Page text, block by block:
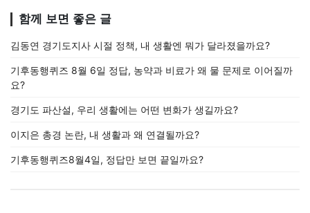
함께 보면 좋은 글
김동연 경기도지사 시절 정책, 내 생활엔 뭐가 달라졌을까요?
기후동행퀴즈 8월 6일 정답, 농약과 비료가 왜 물 문제로 이어질까
요?
경기도 파산설, 우리 생활에는 어떤 변화가 생길까요?
이지은 총경 논란, 내 생활과 왜 연결될까요?
기후동행퀴즈8월4일, 정답만 보면 끝일까요?